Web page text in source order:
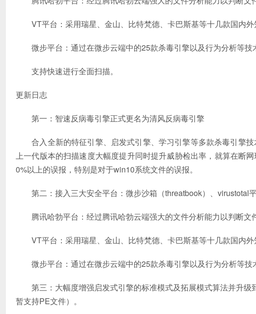
VT平台：采用瑞星、金山、比特梵德、卡巴斯基等十几款国内外
微步平台：通过在微步云端中的25款杀毒引擎以及行为分析等技
支持快速进行全面扫描。
更新日志
第一：智速反病毒引擎正式更名为清风反病毒引擎
合入全新的特征引擎、启发式引擎、学习引擎等多款杀毒引擎
上一代版本的扫描速度大幅度提升同时提升威胁检出率，就算在断
0%以上的误报，特别是对于win10系统文件的误报。
第二：接入三大安全平台：微步沙箱（threatbook）、virustotal
腾讯哈勃平台：经过腾讯哈勃云端强大的文件分析能力以判断文
VT平台：采用瑞星、金山、比特梵德、卡巴斯基等十几款国内外
微步平台：通过在微步云端中的25款杀毒引擎以及行为分析等技
第三：大幅度增强启发式引擎的标准模式及拓展模式算法并升级
暂支持PE文件）。